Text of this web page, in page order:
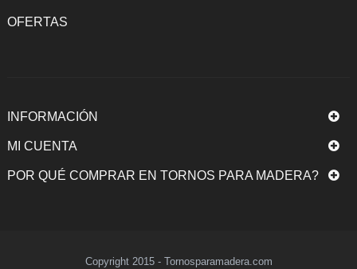
OFERTAS
INFORMACIÓN
MI CUENTA
POR QUÉ COMPRAR EN TORNOS PARA MADERA?
Copyright 2015 - Tornosparamadera.com